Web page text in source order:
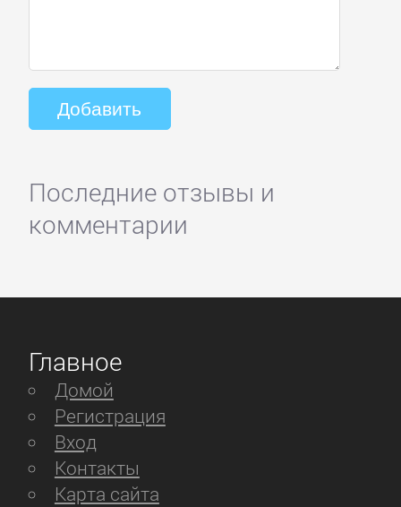
Последние отзывы и
комментарии
Главное
Домой
Регистрация
Вход
Контакты
Карта сайта